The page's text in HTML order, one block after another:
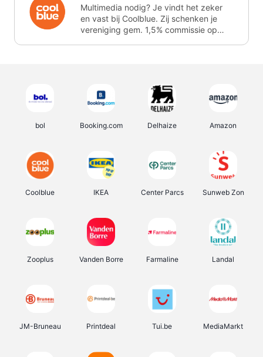
Multimedia nodig? Je vindt het zeker
en vast bij Coolblue. Zij schenken je
vereniging gem. 1,5% commissie op
bol Booking.com Delhaize Amazon
Coolblue IKEA Center Parcs Sunweb Zon
Zooplus Vanden Borre Farmaline Landal
JM-Bruneau Printdeal Tui.be MediaMarkt